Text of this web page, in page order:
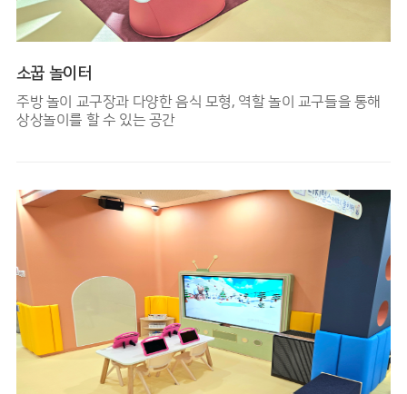
소꿉 놀이터
주방 놀이 교구장과 다양한 음식 모형, 역할 놀이 교구들을 통해
상상놀이를 할 수 있는 공간